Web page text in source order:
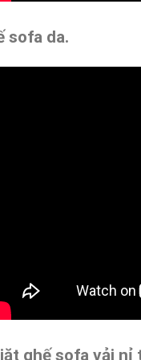
sofa da.
ghế sofa vải nỉ